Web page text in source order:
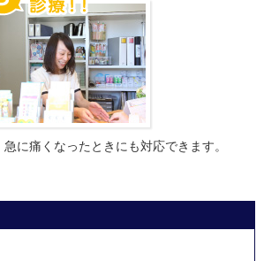
に痛くなったときにも対応できます。